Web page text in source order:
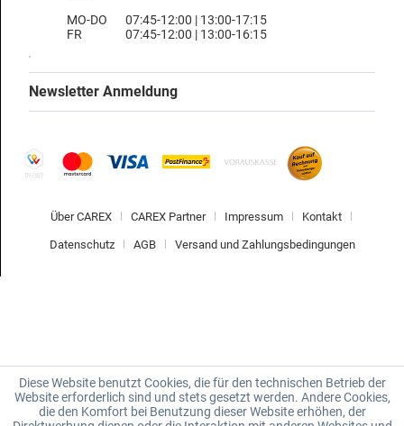
MO-DO
FR
07:45-12:00 | 13:00-17:15
07:45-12:00 | 13:00-16:15
Newsletter Anmeldung
Über CAREX CAREX Partner Impressum Kontakt
Datenschutz AGB Versand und Zahlungsbedingungen
Diese Website benutzt Cookies, die für den technischen Betrieb der
Website erforderlich sind und stets gesetzt werden. Andere Cookies,
die den Komfort bei Benutzung dieser Website erhöhen, der